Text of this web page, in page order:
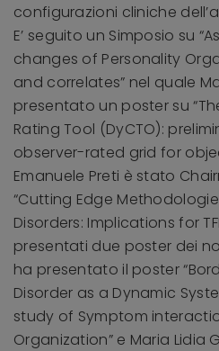
configurazioni cliniche
E’ seguito un Simposio su
changes of Personality
and correlates” nel quale
presentato un poster su
Rating Tool (DyCTO):
observer-rated grid for
Emanuele Preti è stato
“Cutting Edge
Disorders: Implications for
presentati due poster dei
ha presentato il poster
Disorder as a Dynamic
study of Symptom
Organization” e Maria Lidia